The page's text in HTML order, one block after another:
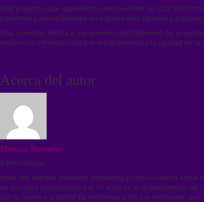
Este proyecto, que representó una inversión de USD 9000,
pacientes y acompañantes un espacio más cómodo y
Esta inversión refleja el compromiso del Gobierno del
mejoran la infraestructura, el equipamiento y la calidad de
Acerca del autor
Mariuxi Buenaño
Administrator
Hola! Soy Mariuxi Buenaño, periodista y comunicadora
en Ecuavisa colaborando por 15 años en el departamento
con la nueva era digital de influencers. No soy influencer,